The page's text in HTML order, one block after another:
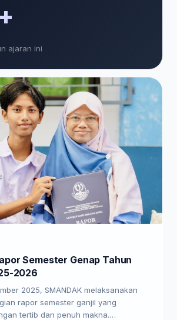
ajaran ini
Semester Genap Tahun
2026
2025, SMANDAK melaksanakan
rapor semester ganjil yang
tertib dan penuh makna.…